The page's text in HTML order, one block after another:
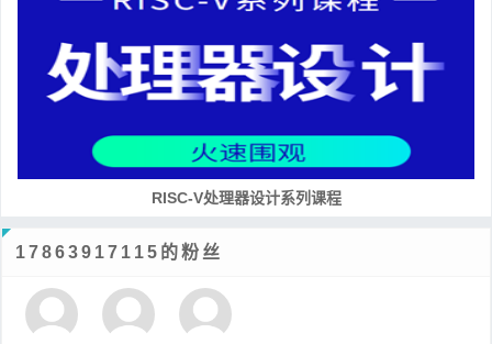
培养RISC-V大学土壤 共建RISC-V教育生态
17863917115的粉丝